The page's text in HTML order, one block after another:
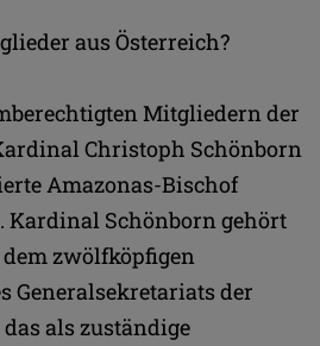
aus Österreich?
Mitgliedern der
Christoph Schönborn
Amazonas-Bischof
Kardinal Schönborn gehört
zwölfköpfigen
Generalsekretariats der
als zuständige